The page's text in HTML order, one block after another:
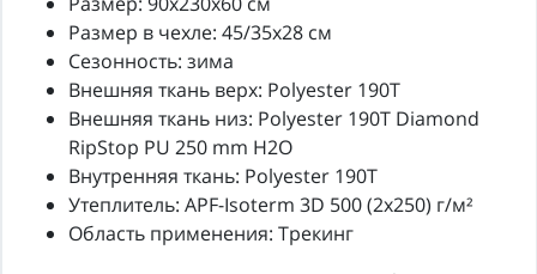
Размер в чехле: 45/35x28 см
Сезонность: зима
Внешняя ткань верх: Polyester 190T
Внешняя ткань низ: Polyester 190T Diamond
RipStop PU 250 mm H2O
Внутренняя ткань: Polyester 190T
Утеплитель: APF-Isoterm 3D 500 (2x250) г/м²
Область применения: Трекинг